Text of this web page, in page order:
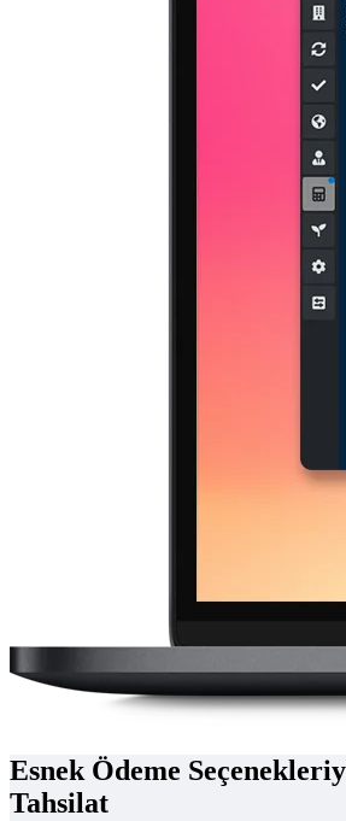
Esnek Ödeme
Tahsilat